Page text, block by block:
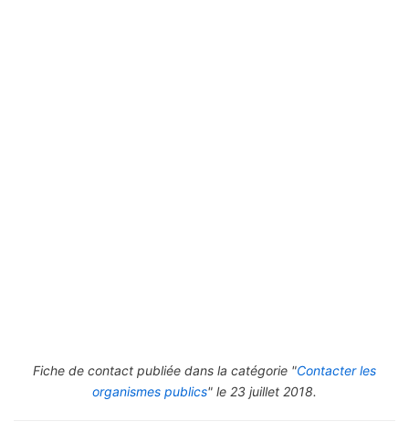
Fiche de contact publiée dans la catégorie "Contacter les
organismes publics" le 23 juillet 2018.